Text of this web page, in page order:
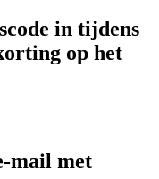
in tijdens
op het
mail met